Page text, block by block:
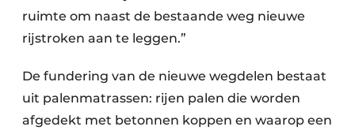
ruimte om naast de bestaande weg nieuwe
rijstroken aan te leggen.”
De fundering van de nieuwe wegdelen bestaat
uit palenmatrassen: rijen palen die worden
afgedekt met betonnen koppen en waarop een